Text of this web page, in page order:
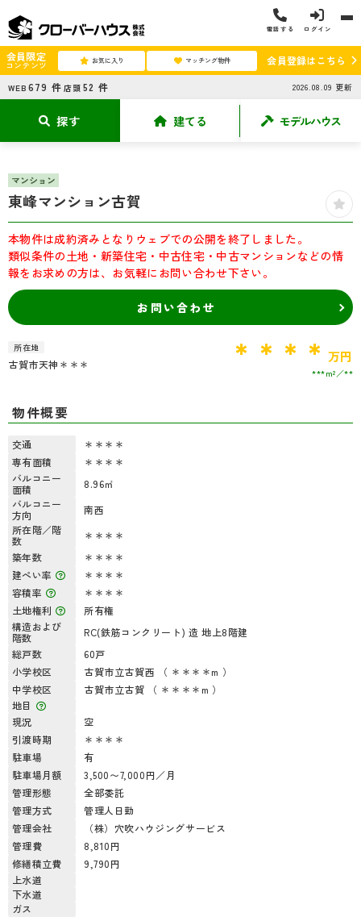
電話する ログイン
会員限定
コンテンツ お気に入り マッチング物件 会員登録はこちら
WEB 679 件 店頭 52 件 2026.08.09 更新
探す 建てる モデルハウス
マンション
東峰マンション古賀
本物件は成約済みとなりウェブでの公開を終了しました。
類似条件の土地・新築住宅・中古住宅・中古マンションなどの情
報をお求めの方は、お気軽にお問い合わせ下さい。
お問い合わせ
所在地
古賀市天神＊＊＊ ＊＊＊＊ 万円
***m² **
物件概要
交通
＊＊＊＊
専有面積
＊＊＊＊
バルコニー
面積
8.96㎡
バルコニー
方向
南西
所在階／階
数
＊＊＊＊
築年数
＊＊＊＊
建ぺい率
＊＊＊＊
容積率
＊＊＊＊
土地権利
所有権
構造および
階数
RC(鉄筋コンクリート) 造 地上8階建
総戸数
60戸
小学校区
古賀市立古賀西 （ ＊＊＊＊m ）
中学校区
古賀市立古賀 （ ＊＊＊＊m ）
地目
現況
空
引渡時期
＊＊＊＊
駐車場
有
駐車場月額
3,500〜7,000円／月
管理形態
全部委託
管理方式
管理人日勤
管理会社
（株）穴吹ハウジングサービス
管理費
8,810円
修繕積立費
9,790円
上水道
下水道
ガス